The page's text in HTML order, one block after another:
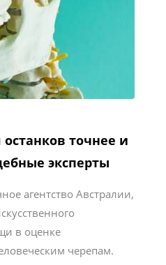
точнее и
эксперты
агентство Австралии,
в оценке
черепам.